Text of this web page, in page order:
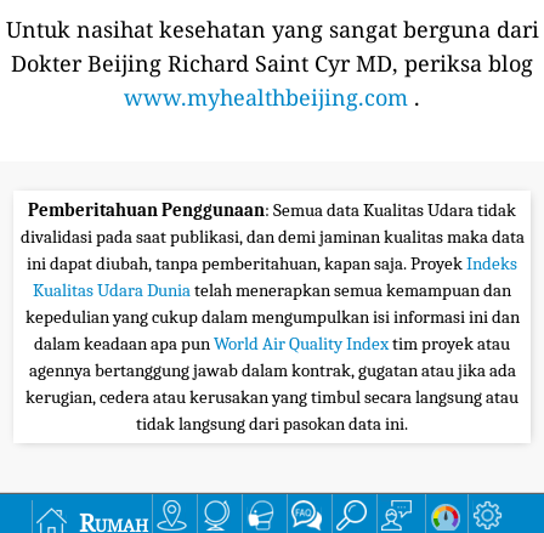
Untuk nasihat kesehatan yang sangat berguna dari
Dokter Beijing Richard Saint Cyr MD, periksa blog
www.myhealthbeijing.com .
Pemberitahuan Penggunaan: Semua data Kualitas Udara tidak
divalidasi pada saat publikasi, dan demi jaminan kualitas maka data
ini dapat diubah, tanpa pemberitahuan, kapan saja. ProyekIndeks
Kualitas Udara Duniatelah menerapkan semua kemampuan dan
kepedulian yang cukup dalam mengumpulkan isi informasi ini dan
dalam keadaan apa punWorld Air Quality Indextim proyek atau
agennya bertanggung jawab dalam kontrak, gugatan atau jika ada
kerugian, cedera atau kerusakan yang timbul secara langsung atau
tidak langsung dari pasokan data ini.
Rumah